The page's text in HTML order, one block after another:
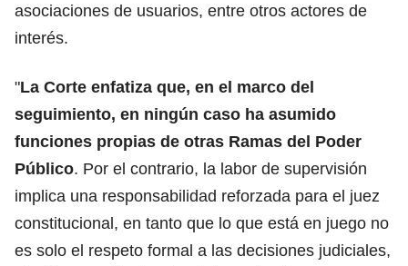
asociaciones de usuarios, entre otros actores de
interés.
"La Corte enfatiza que, en el marco del
seguimiento, en ningún caso ha asumido
funciones propias de otras Ramas del Poder
Público. Por el contrario, la labor de supervisión
implica una responsabilidad reforzada para el juez
constitucional, en tanto que lo que está en juego no
es solo el respeto formal a las decisiones judiciales,